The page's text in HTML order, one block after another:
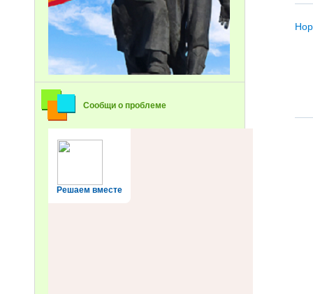
Сообщи о проблеме
Решаем вместе